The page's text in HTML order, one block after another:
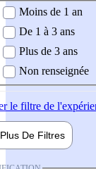
demandée
Moins de 1 an
De 1 à 3 ans
Plus de 3 ans
Non renseignée
le filtre de
Plus De Filtres